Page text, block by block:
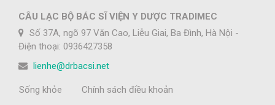
CÂU LẠC BỘ BÁC SĨ VIỆN Y DƯỢC TRADIMEC
Số 37A, ngõ 97 Văn Cao, Liễu Giai, Ba Đình, Hà Nội -
Điện thoại: 0936427358
lienhe@drbacsi.net
Sống khỏe
Chính sách điều khoản